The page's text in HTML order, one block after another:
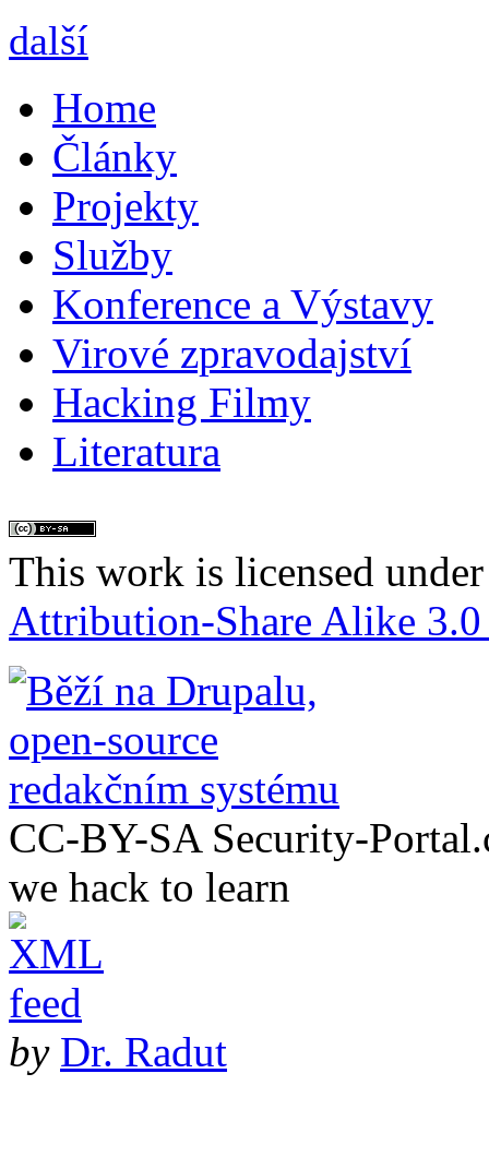
další
Home
Články
Projekty
Služby
Konference a Výstavy
Virové zpravodajství
Hacking Filmy
Literatura
This work is licensed
Attribution-Share Alike
CC-BY-SA Security-
we hack to learn
by Dr. Radut